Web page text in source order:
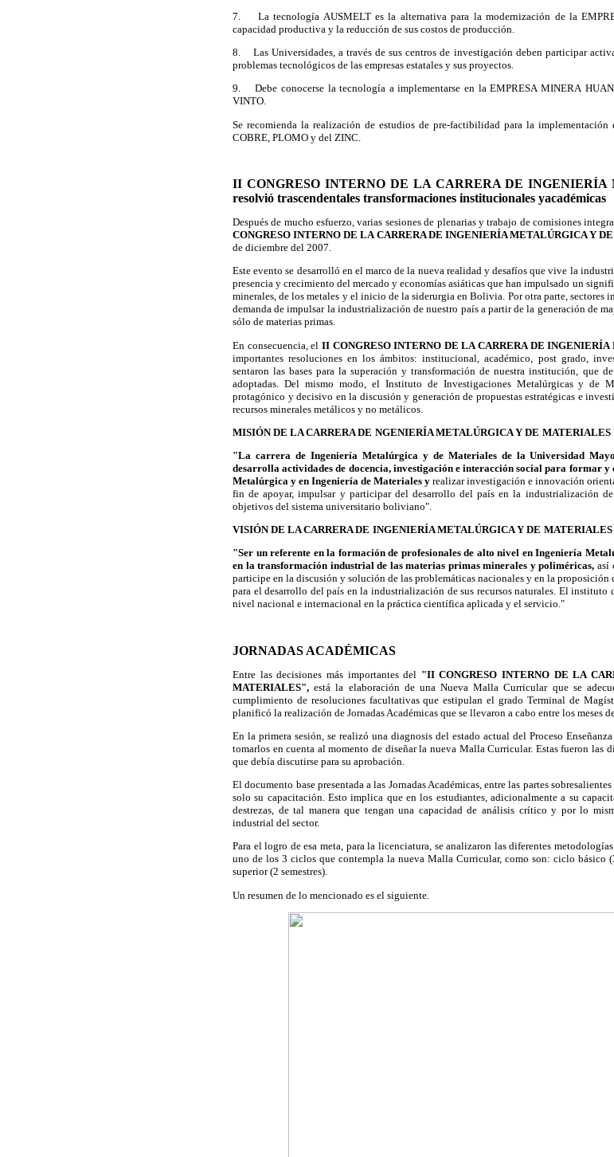
7. La tecnología AUSMELT es la alternativa para la modernización de la
capacidad productiva y la reducción de sus costos de producción.
8. Las Universidades, a través de sus centros de investigación deben participar
problemas tecnológicos de las empresas estatales y sus proyectos.
9. Debe conocerse la tecnología a implementarse en la EMPRESA MINERA
VINTO.
Se recomienda la realización de estudios de pre-factibilidad para la
COBRE, PLOMO y del ZINC.
II CONGRESO INTERNO DE LA CARRERA DE
resolvió trascendentales transformaciones institucionales yacadémicas
Después de mucho esfuerzo, varias sesiones de plenarias y trabajo de comisiones
CONGRESO INTERNO DE LA CARRERA DE INGENIERÍA METALÚRGICA Y
de diciembre del 2007.
Este evento se desarrolló en el marco de la nueva realidad y desafíos que vive la
presencia y crecimiento del mercado y economías asiáticas que han impulsado un
minerales, de los metales y el inicio de la siderurgia en Bolivia. Por otra parte, sectores
demanda de impulsar la industrialización de nuestro país a partir de la generación de
sólo de materias primas.
En consecuencia, el II CONGRESO INTERNO DE LA CARRERA DE
importantes resoluciones en los ámbitos: institucional, académico, post grado,
sentaron las bases para la superación y transformación de nuestra institución, que
adoptadas. Del mismo modo, el Instituto de Investigaciones Metalúrgicas y de
protagónico y decisivo en la discusión y generación de propuestas estratégicas e
recursos minerales metálicos y no metálicos.
MISIÓN DE LA CARRERA DE NGENIERÍA METALÚRGICA Y DE
"La carrera de Ingeniería Metalúrgica y de Materiales de la Universidad
desarrolla actividades de docencia, investigación e interacción social para formar
Metalúrgica y en Ingeniería de Materiales y realizar investigación e innovación
fin de apoyar, impulsar y participar del desarrollo del país en la industrialización
objetivos del sistema universitario boliviano".
VISIÓN DE LA CARRERA DE INGENIERÍA METALÚRGICA Y DE
"Ser un referente en la formación de profesionales de alto nivel en Ingeniería
en la transformación industrial de las materias primas minerales y poliméricas,así
participe en la discusión y solución de las problemáticas nacionales y en la proposición
para el desarrollo del país en la industrialización de sus recursos naturales. El instituto
nivel nacional e internacional en la práctica científica aplicada y el servicio."
JORNADAS ACADÉMICAS
Entre las decisiones más importantes del "II CONGRESO INTERNO DE LA
MATERIALES",está la elaboración de una Nueva Malla Curricular que se
cumplimiento de resoluciones facultativas que estipulan el grado Terminal de
planificó la realización de Jornadas Académicas que se llevaron a cabo entre los meses
En la primera sesión, se realizó una diagnosis del estado actual del Proceso
tomarlos en cuenta al momento de diseñar la nueva Malla Curricular. Estas fueron las
que debía discutirse para su aprobación.
El documento base presentada a las Jornadas Académicas, entre las partes
solo su capacitación. Esto implica que en los estudiantes, adicionalmente a su
destrezas, de tal manera que tengan una capacidad de análisis crítico y por lo
industrial del sector.
Para el logro de esa meta, para la licenciatura, se analizaron las diferentes
uno de los 3 ciclos que contempla la nueva Malla Curricular, como son: ciclo básico
superior (2 semestres).
Un resumen de lo mencionado es el siguiente.